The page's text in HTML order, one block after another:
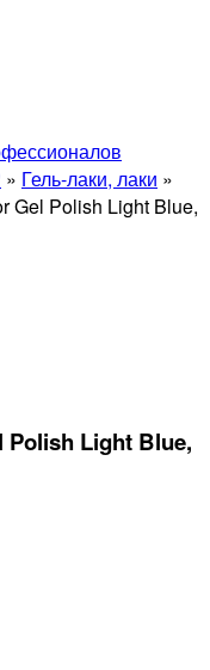
» Гель-лаки, лаки »
Gel Polish Light Blue,
Polish Light Blue,